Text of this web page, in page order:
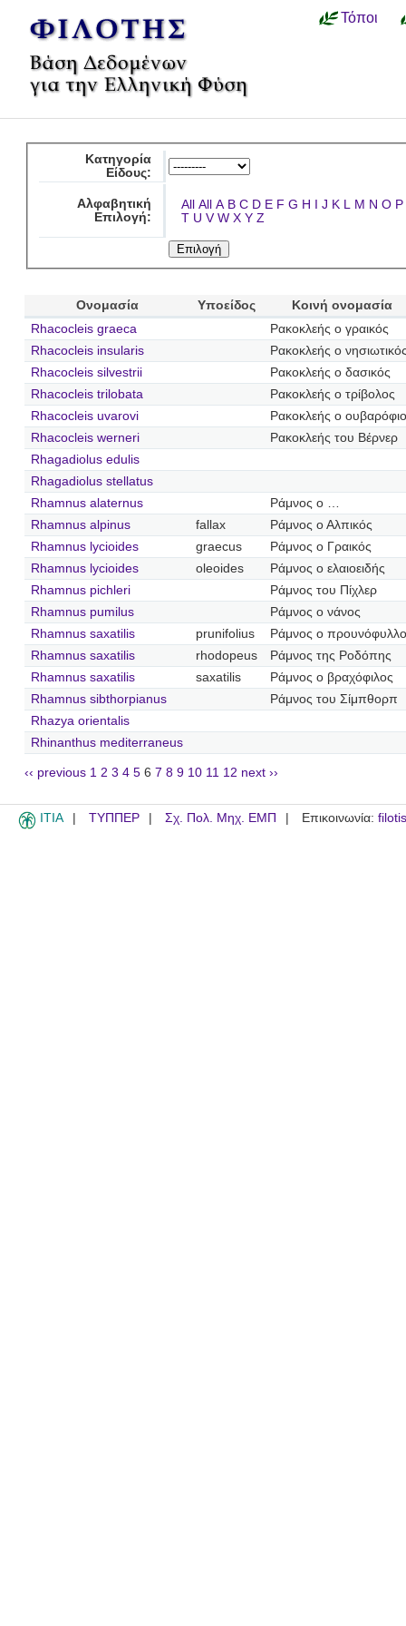
Τόποι
Κατηγορία
Είδους:
Αλφαβητική
Επιλογή:
All All A B C D E F G H I J K L M N O P
T U V W X Y Z
Ονομασία Υποείδος
Κοινή ονομασία
Rhacocleis graeca
Ρακοκλεής ο γραικός
Rhacocleis insularis
Ρακοκλεής ο
Rhacocleis silvestrii
Ρακοκλεής ο δασικός
Rhacocleis trilobata
Ρακοκλεής ο τρίβολος
Rhacocleis uvarovi
Ρακοκλεής ο
Rhacocleis werneri
Ρακοκλεής του Βέρνερ
Rhagadiolus edulis
Rhagadiolus stellatus
Rhamnus alaternus
Ράμνος ο …
Rhamnus alpinus
fallax
Ράμνος ο Αλπικός
Rhamnus lycioides
graecus
Ράμνος ο Γραικός
Rhamnus lycioides
oleoides
Ράμνος ο ελαιοειδής
Rhamnus pichleri
Ράμνος του Πίχλερ
Rhamnus pumilus
Ράμνος ο νάνος
Rhamnus saxatilis
prunifolius
Ράμνος ο
Rhamnus saxatilis
rhodopeus
Ράμνος της Ροδόπης
Rhamnus saxatilis
saxatilis
Ράμνος ο βραχόφιλος
Rhamnus sibthorpianus
Ράμνος του Σίμπθορπ
Rhazya orientalis
Rhinanthus mediterraneus
‹‹ previous 1 2 3 4 5 6 7 8 9 10 11 12 next ››
ITIA ΤΥΠΠΕΡ Σχ. Πολ. Μηχ. ΕΜΠ Επικοινωνία: